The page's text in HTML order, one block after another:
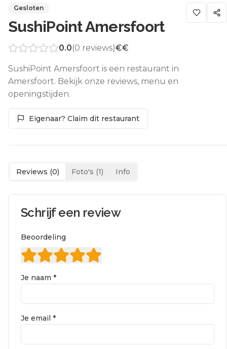
Gesloten
SushiPoint Amersfoort
0.0(0 reviews)€€
SushiPoint Amersfoort is een restaurant in
Amersfoort. Bekijk onze reviews, menu en
openingstijden.
Eigenaar? Claim dit restaurant
Reviews (0) Foto's (1) Info
Schrijf een review
Beoordeling
Je naam *
Je email *